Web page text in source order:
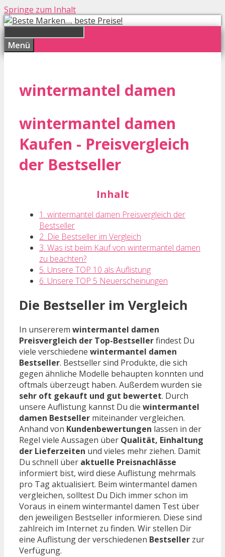
Springe zum Inhalt
Menü
wintermantel damen
wintermantel damen
Kaufen - Preisvergleich
der Bestseller
Inhalt
1. wintermantel damen Preisvergleich der
Bestseller
2. Die Bestseller im Vergleich
3. Was ist beim Kauf von wintermantel damen
zu beachten?
5. Unsere TOP 10 als Auflistung
6. Unsere TOP 5 Neuerscheinungen
Die Bestseller im Vergleich
In unsererem wintermantel damen
Preisvergleich der Top-Bestsellerfindest Du
viele verschiedene wintermantel damen
Bestseller. Bestseller sind Produkte, die sich
gegen ähnliche Modelle behaupten konnten und
oftmals überzeugt haben. Außerdem wurden sie
sehr oft gekauft und gut bewertet. Durch
unsere Auflistung kannst Du die wintermantel
damen Bestseller miteinander vergleichen.
Anhand von Kundenbewertungen lassen in der
Regel viele Aussagen über Qualität, Einhaltung
der Lieferzeiten und vieles mehr ziehen. Damit
Du schnell über aktuelle Preisnachlässe
informiert bist, wird diese Auflistung mehrmals
pro Tag aktualisiert. Beim wintermantel damen
vergleichen, solltest Du Dich immer schon im
Voraus in einem wintermantel damen Test über
den jeweiligen Bestseller informieren. Diese sind
zahlreich im Internet zu finden. Wir stellen Dir
eine Auflistung der verschiedenen Bestseller zur
Verfügung.